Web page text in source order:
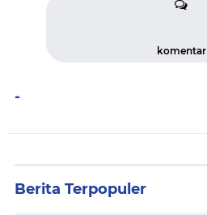
komentar
-
Berita Terpopuler